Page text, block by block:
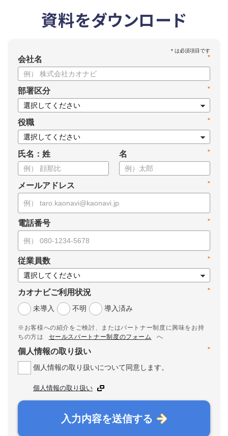
資料をダウンロード
*
会社名
*
部署区分
*
役職
氏名：姓 *
名
*
メールアドレス
*
電話番号
*
従業員数
*
カオナビご利用状況
未導入
不明 導入済み
※お客様への紹介をご検討、またはパートナー制度に興味をお持
ちの方は
セールスパートナー制度のフォーム
へ
*
個人情報の取り扱い
個人情報の取り扱いについて同意します。
個人情報の取り扱い
入力内容を送信する